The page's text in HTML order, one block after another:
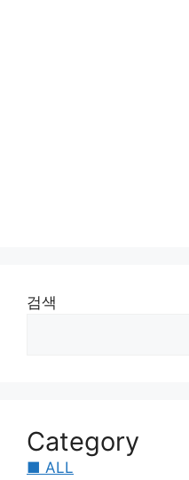
검색
Category
■ ALL